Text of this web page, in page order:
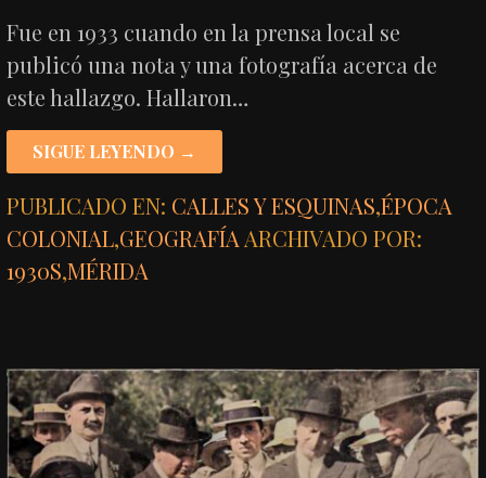
Fue en 1933 cuando en la prensa local se
publicó una nota y una fotografía acerca de
este hallazgo. Hallaron…
SIGUE LEYENDO →
PUBLICADO EN: CALLES Y ESQUINAS,ÉPOCA
COLONIAL,GEOGRAFÍA ARCHIVADO POR:
1930S,MÉRIDA